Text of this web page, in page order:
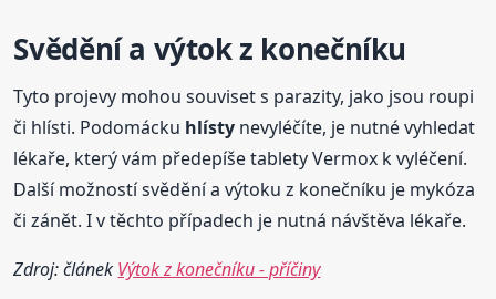
Svědění a výtok z konečníku
Tyto projevy mohou souviset s parazity, jako jsou roupi
či hlísti. Podomácku hlísty nevyléčíte, je nutné vyhledat
lékaře, který vám předepíše tablety Vermox k vyléčení.
Další možností svědění a výtoku z konečníku je mykóza
či zánět. I v těchto případech je nutná návštěva lékaře.
Zdroj: článek Výtok z konečníku - příčiny